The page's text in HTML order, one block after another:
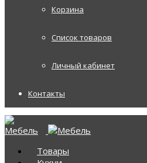
Корзина
Список товаров
Личный кабинет
Контакты
Товары